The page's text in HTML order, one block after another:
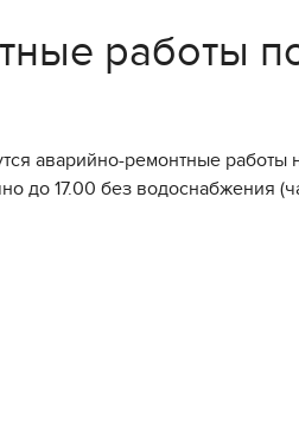
работы
аварийно-ремонтные
до 17.00 без водоснабжения